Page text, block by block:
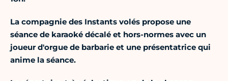
La compagnie des Instants volés propose une
séance de karaoké décalé et hors-normes avec un
joueur d'orgue de barbarie et une présentatrice qui
anime la séance.